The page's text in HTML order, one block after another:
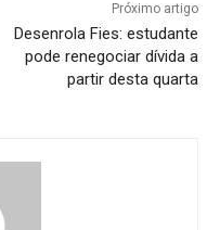
Próximo artigo
Desenrola Fies: estudante
pode renegociar dívida a
partir desta quarta